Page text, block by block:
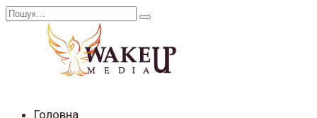
Перейти
Search
Головна